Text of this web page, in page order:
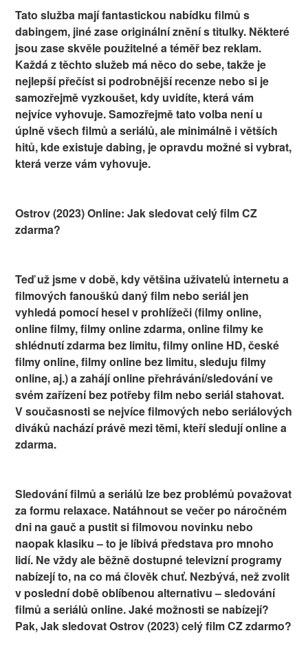
Tato služba mají fantastickou nabídku filmů s
dabingem, jiné zase originální znění s titulky. Některé
jsou zase skvěle použitelné a téměř bez reklam.
Každá z těchto služeb má něco do sebe, takže je
nejlepší přečíst si podrobnější recenze nebo si je
samozřejmě vyzkoušet, kdy uvidíte, která vám
nejvíce vyhovuje. Samozřejmě tato volba není u
úplně všech filmů a seriálů, ale minimálně i větších
hitů, kde existuje dabing, je opravdu možné si vybrat,
která verze vám vyhovuje.
Ostrov (2023) Online: Jak sledovat celý film CZ
zdarma?
Teď už jsme v době, kdy většina uživatelů internetu a
filmových fanoušků daný film nebo seriál jen
vyhledá pomocí hesel v prohlížeči (filmy online,
online filmy, filmy online zdarma, online filmy ke
shlédnutí zdarma bez limitu, filmy online HD, české
filmy online, filmy online bez limitu, sleduju filmy
online, aj.) a zahájí online přehrávání/sledování ve
svém zařízení bez potřeby film nebo seriál stahovat.
V současnosti se nejvíce filmových nebo seriálových
diváků nachází právě mezi těmi, kteří sledují online a
zdarma.
Sledování filmů a seriálů lze bez problémů považovat
za formu relaxace. Natáhnout se večer po náročném
dni na gauč a pustit si filmovou novinku nebo
naopak klasiku – to je líbivá představa pro mnoho
lidí. Ne vždy ale běžně dostupné televizní programy
nabízejí to, na co má člověk chuť. Nezbývá, než zvolit
v poslední době oblíbenou alternativu – sledování
filmů a seriálů online. Jaké možnosti se nabízejí?
Pak, Jak sledovat Ostrov (2023) celý film CZ zdarmo?